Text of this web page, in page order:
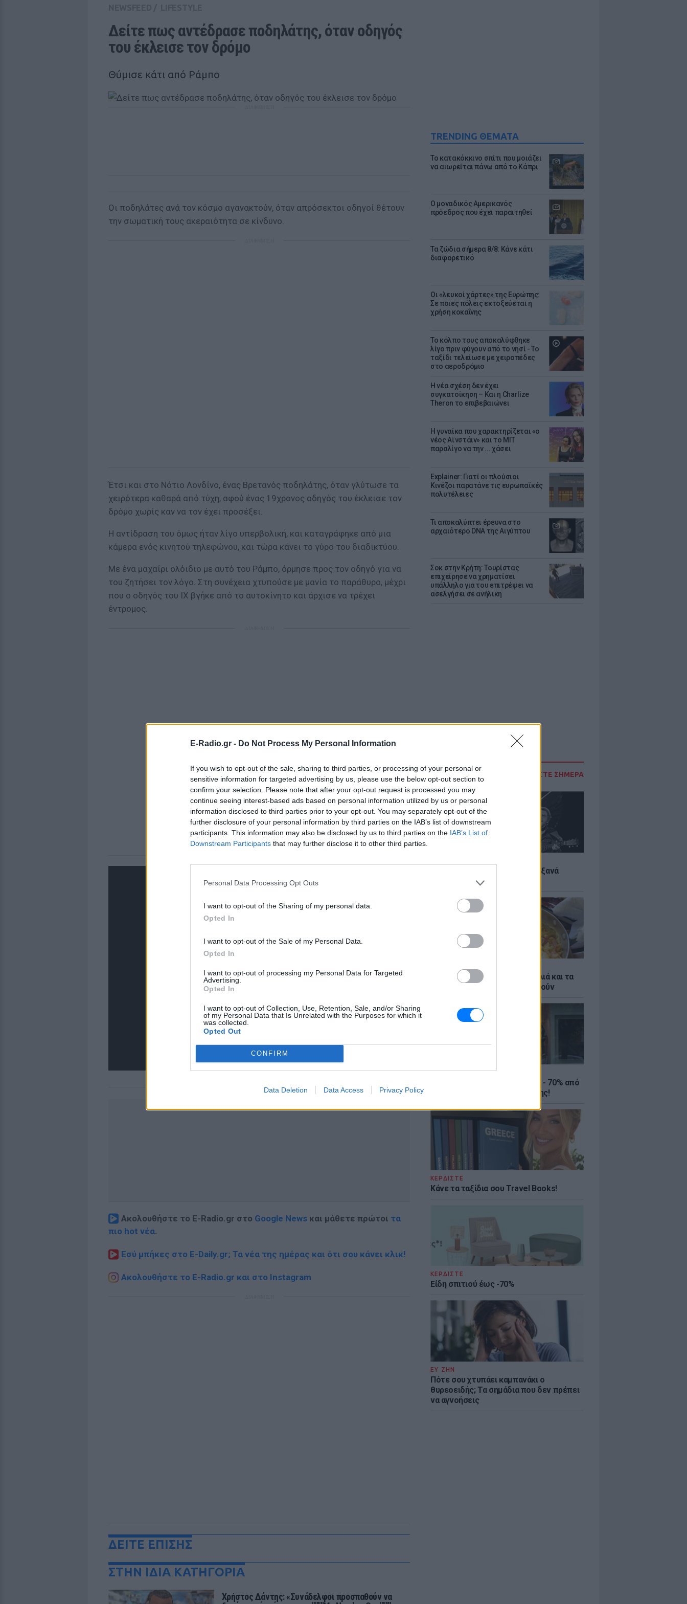
E-Radio.gr - Do Not Process My Personal Information
If you wish to opt-out of the sale, sharing to third parties, or processing of your personal or
sensitive information for targeted advertising by us, please use the below opt-out section to
confirm your selection. Please note that after your opt-out request is processed you may
continue seeing interest-based ads based on personal information utilized by us or personal
information disclosed to third parties prior to your opt-out. You may separately opt-out of the
further disclosure of your personal information by third parties on the IAB’s list of downstream
participants. This information may also be disclosed by us to third parties on the IAB’s List of
Downstream Participants that may further disclose it to other third parties.
Personal Data Processing Opt Outs
I want to opt-out of the Sharing of my personal data.
Opted In
I want to opt-out of the Sale of my Personal Data.
Opted In
I want to opt-out of processing my Personal Data for Targeted
Advertising.
Opted In
I want to opt-out of Collection, Use, Retention, Sale, and/or Sharing
of my Personal Data that Is Unrelated with the Purposes for which it
was collected.
Opted Out
CONFIRM
Data Deletion Data Access Privacy Policy
TRENDING ΘΕΜΑΤΑ
Το κατακόκκινο σπίτι που μοιάζει
να αιωρείται πάνω από το Κάπρι
Ο μοναδικός Αμερικανός
πρόεδρος που έχει παραιτηθεί
Τα ζώδια σήμερα 8/8: Κάνε κάτι
διαφορετικό
Οι «λευκοί χάρτες» της Ευρώπης:
Σε ποιες πόλεις εκτοξεύεται η
χρήση κοκαΐνης
Το κόλπο τους αποκαλύφθηκε
λίγο πριν φύγουν από το νησί - Το
ταξίδι τελείωσε με χειροπέδες
στο αεροδρόμιο
Η νέα σχέση δεν έχει
συγκατοίκηση – Και η Charlize
Theron το επιβεβαιώνει
Η γυναίκα που χαρακτηρίζεται «ο
νέος Αϊνστάιν» και το MIT
παραλίγο να την ... χάσει
Explainer: Γιατί οι πλούσιοι
Κινέζοι παρατάνε τις ευρωπαϊκές
πολυτέλειες
Τι αποκαλύπτει έρευνα στο
αρχαιότερο DNA της Αιγύπτου
Σοκ στην Κρήτη: Τουρίστας
επιχείρησε να χρηματίσει
υπάλληλο για του επιτρέψει να
ασελγήσει σε ανήλικη
ΔΙΑΒΑΣΤΕ ΣΗΜΕΡΑ
5 one-hit wonders που έγιναν ξανά
διάσημοι από… ατύχημα
Ελληνικό γιαούρτι: Μία κουταλιά και τα
scrambled eggs θα απογειωθούν
ΚΕΡΔΙΣΤΕ
Καλοκαιρινές εκπτώσεις έως - 70% από
τα μεγαλύτερα eshops ένδυσης!
ΚΕΡΔΙΣΤΕ
Κάνε τα ταξίδια σου Travel Books!
ΚΕΡΔΙΣΤΕ
Είδη σπιτιού έως -70%
ΕΥ ΖΗΝ
Πότε σου χτυπάει καμπανάκι ο
θυρεοειδής; Τα σημάδια που δεν πρέπει
να αγνοήσεις
Δείτε πως αντέδρασε ποδηλάτης, όταν οδηγός
του έκλεισε τον δρόμο
Θύμισε κάτι από Ράμπο
Οι ποδηλάτες ανά τον κόσμο αγανακτούν, όταν απρόσεκτοι οδηγοί θέτουν
την σωματική τους ακεραιότητα σε κίνδυνο.
Έτσι και στο Νότιο Λονδίνο, ένας Βρετανός ποδηλάτης, όταν γλύτωσε τα
χειρότερα καθαρά από τύχη, αφού ένας 19χρονος οδηγός του έκλεισε τον
δρόμο χωρίς καν να τον έχει προσέξει.
Η αντίδραση του όμως ήταν λίγο υπερβολική, και καταγράφηκε από μια
κάμερα ενός κινητού τηλεφώνου, και τώρα κάνει το γύρο του διαδικτύου.
Με ένα μαχαίρι ολόιδιο με αυτό του Ράμπο, όρμησε προς τον οδηγό για να
του ζητήσει τον λόγο. Στη συνέχεια χτυπούσε με μανία το παράθυρο, μέχρι
που ο οδηγός του ΙΧ βγήκε από το αυτοκίνητο και άρχισε να τρέχει
έντρομος.
ΔΙΑΦΗΜΙΣΗ
Ακολουθήστε το E-Radio.gr στο Google News και μάθετε πρώτοι τα
πιο hot νέα.
Εσύ μπήκες στο E-Daily.gr; Τα νέα της ημέρας και ότι σου κάνει κλικ!
Ακολουθήστε το E-Radio.gr και στο Instagram
ΔΕΙΤΕ ΕΠΙΣΗΣ
ΣΤΗΝ ΙΔΙΑ ΚΑΤΗΓΟΡΙΑ
Χρήστος Δάντης: «Συνάδελφοι προσπαθούν να